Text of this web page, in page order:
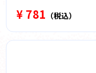
¥ 781 （税込）